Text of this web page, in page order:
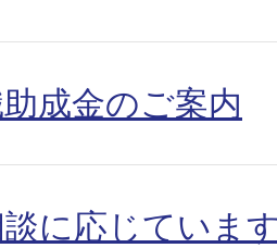
成金のご案内
に応じていま